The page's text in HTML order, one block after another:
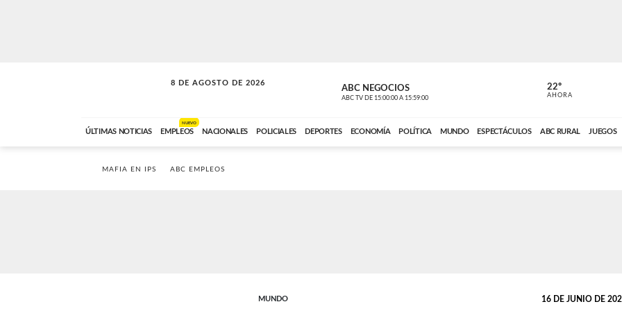
8 DE AGOSTO DE 2026
SOLO MÚSICA ABC NEGOCIOS
ABC TV DE 15:00:00 A 15:59:00 ABC CARDINAL
22º
AHORA
ÚLTIMAS NOTICIAS EMPLEOS
NUEVO
NACIONALES POLICIALES DEPORTES ECONOMÍA POLÍTICA MUNDO ESPECTÁCULOS ABC RURAL JUEGOS
MAFIA EN IPS ABC EMPLEOS
MUNDO 16 DE JUNIO DE